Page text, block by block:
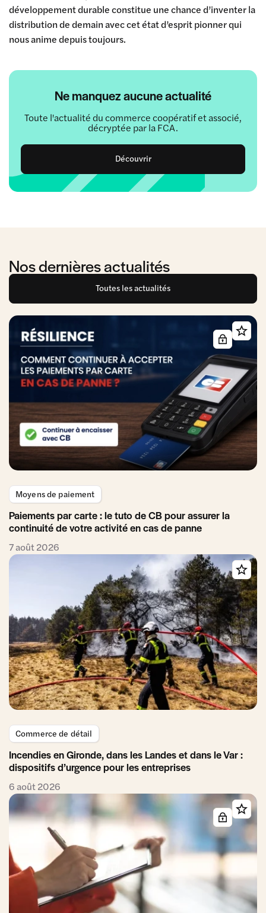
Ne manquez aucune actualité
Toute l'actualité du commerce coopératif et associé,
décryptée par la FCA.
Découvrir
développement durable constitue une chance d’inventer la
distribution de demain avec cet état d’esprit pionner qui
nous anime depuis toujours.
Nos dernières actualités
Toutes les actualités
Moyens de paiement
Paiements par carte : le tuto de CB pour assurer la
continuité de votre activité en cas de panne
7 août 2026
Commerce de détail
Incendies en Gironde, dans les Landes et dans le Var :
dispositifs d’urgence pour les entreprises
6 août 2026